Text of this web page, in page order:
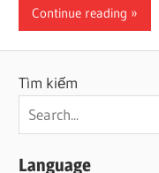
Continue reading
Tìm kiếm
Language